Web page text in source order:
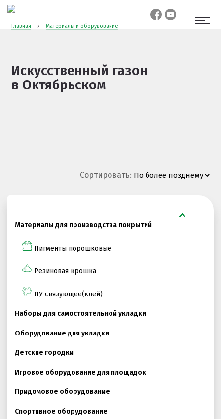
ПРОЕКТНЫЕ РЕШЕНИЯ ВОДОНЕПРОНИЦАЕМЫХ
ПРОЕКТНЫЕ РЕШЕНИЯ СПОРТИВНЫХ ПЛОЩАДОК
ПРОЕКТНЫЕ РЕШЕНИЯ ДЕТСКИХ ПЛОЩАДОК
ПРОЕКТНЫЕ РЕШЕНИЯ ПРОФЕССИОНАЛЬНЫХ БЕГОВЫХ
Решение компании “Экополис” под Приказ №1134
Главная › Материалы и оборудование
Искусственный газон
в Октябрьском
Сортировать:
Материалы для производства покрытий
Пигменты порошковые
Резиновая крошка
ПУ связующее(клей)
Наборы для самостоятельной укладки
Оборудование для укладки
Детские городки
Игровое оборудование для площадок
Придомовое оборудование
Спортивное оборудование